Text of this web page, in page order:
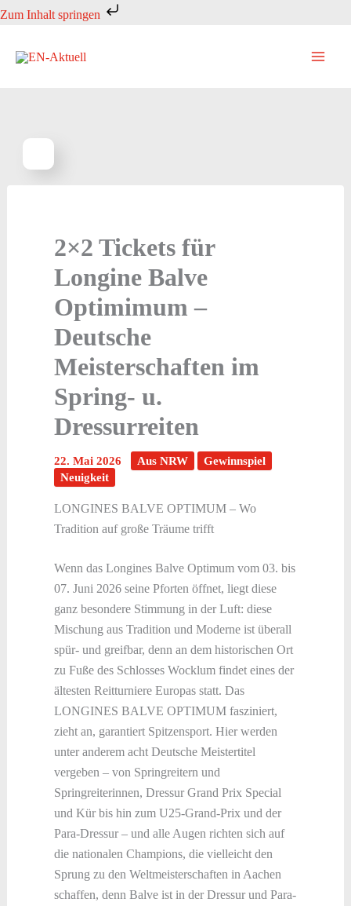
Zum Inhalt springen
Zum
springen
2×2 Tickets für
Longine Balve
Optimimum –
Deutsche
Meisterschaften im
Spring- u.
Dressurreiten
22. Mai 2026 Aus NRW
Gewinnspiel
Neuigkeit
LONGINES BALVE OPTIMUM – Wo
Tradition auf große Träume trifft
Wenn das Longines Balve Optimum vom 03. bis
07. Juni 2026 seine Pforten öffnet, liegt diese
ganz besondere Stimmung in der Luft: diese
Mischung aus Tradition und Moderne ist überall
spür- und greifbar, denn an dem historischen Ort
zu Fuße des Schlosses Wocklum findet eines der
ältesten Reitturniere Europas statt. Das
LONGINES BALVE OPTIMUM fasziniert,
zieht an, garantiert Spitzensport. Hier werden
unter anderem acht Deutsche Meistertitel
vergeben – von Springreitern und
Springreiterinnen, Dressur Grand Prix Special
und Kür bis hin zum U25-Grand-Prix und der
Para-Dressur – und alle Augen richten sich auf
die nationalen Champions, die vielleicht den
Sprung zu den Weltmeisterschaften in Aachen
schaffen, denn Balve ist in der Dressur und Para-